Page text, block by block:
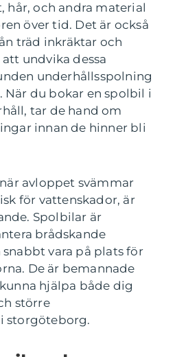
hår, och andra material
över tid. Det är också
träd inkräktar och
undvika dessa
underhållsspolning
du bokar en spolbil i
tar de hand om
innan de hinner bli
avloppet svämmar
för vattenskador, är
Spolbilar är
brådskande
vara på plats för
De är bemannade
hjälpa både dig
större
storgöteborg.